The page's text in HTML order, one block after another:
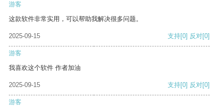
游客
这款软件非常实用，可以帮助我解决很多问题。
2025-09-15 支持[0] 反对[0]
游客
我喜欢这个软件 作者加油
2025-09-15 支持[0] 反对[0]
游客